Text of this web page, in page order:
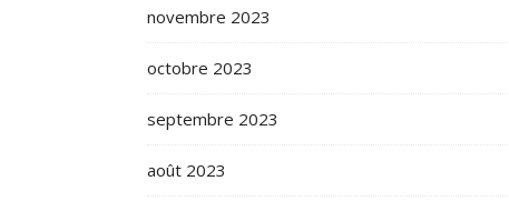
novembre 2023
octobre 2023
septembre 2023
août 2023